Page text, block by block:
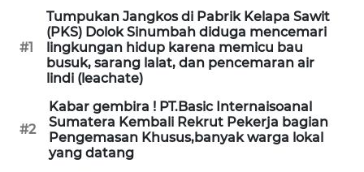
#1
Tumpukan Jangkos di Pabrik Kelapa Sawit
(PKS) Dolok Sinumbah diduga mencemari
lingkungan hidup karena memicu bau
busuk, sarang lalat, dan pencemaran air
lindi (leachate)
#2
Kabar gembira ! PT.Basic Internaisoanal
Sumatera Kembali Rekrut Pekerja bagian
Pengemasan Khusus,banyak warga lokal
yang datang
ASA
NEWS